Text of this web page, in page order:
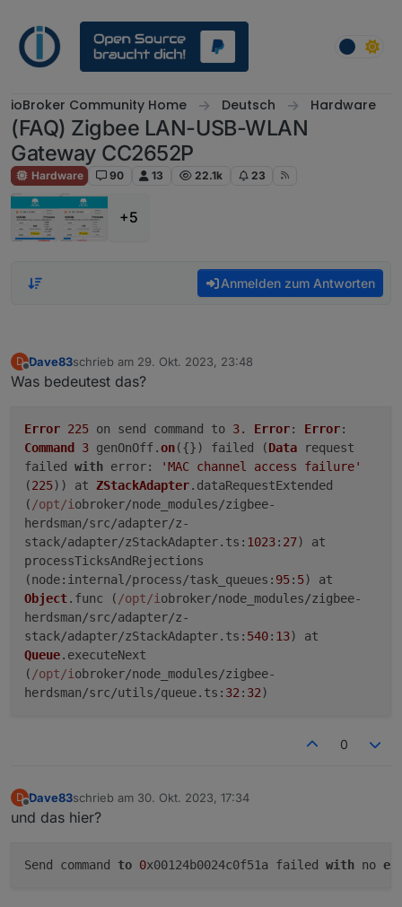
ioBroker Community Home Deutsch Hardware
(FAQ) Zigbee LAN-USB-WLAN
Gateway CC2652P
Hardware 90 13 22.1k 23
+5
Anmelden zum Antworten
D
Offline
Dave83schrieb am 29. Okt. 2023, 23:48
zuletzt editiert von
Was bedeutest das?
Error 225 on send command to 3. Error: Error:
Command
3 genOnOff.on({}) failed (Data request
failed with error:
'MAC channel access failure'
(225)) at ZStackAdapter. dataRequestExtended
( /opt/iobroker/node_modules/zigbee-
herdsman/src/adapter/z-
stack/adapter/zStackAdapter. ts : 1023: 27) at
processTicksAndRejections
(node:internal/process/task_queues : 95: 5) at
Object. func ( /opt/iobroker/node_modules/zigbee-
herdsman/src/adapter/z-
stack/adapter/zStackAdapter. ts : 540: 13) at
Queue. executeNext
( /opt/iobroker/node_modules/zigbee-
herdsman/src/utils/queue. ts : 32: 32)
0
D
Offline
Dave83schrieb am 30. Okt. 2023, 17:34
zuletzt editiert von
und das hier?
Send command to 0x00124b0024c0f51a failed with no